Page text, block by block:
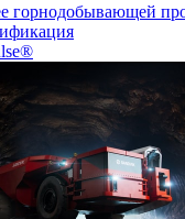
горнодобывающей